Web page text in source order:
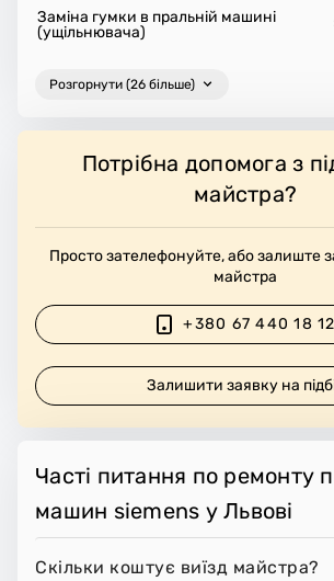
Заміна гумки в пральній машині
(ущільнювача)
Розгорнути (26 більше)
Потрібна допомога з
майстра?
Просто зателефонуйте, або залиште
майстра
+380 67 440 18 12
Залишити заявку на
Часті питання по ремонту
машин siemens у Львові
Скільки коштує виїзд майстра?